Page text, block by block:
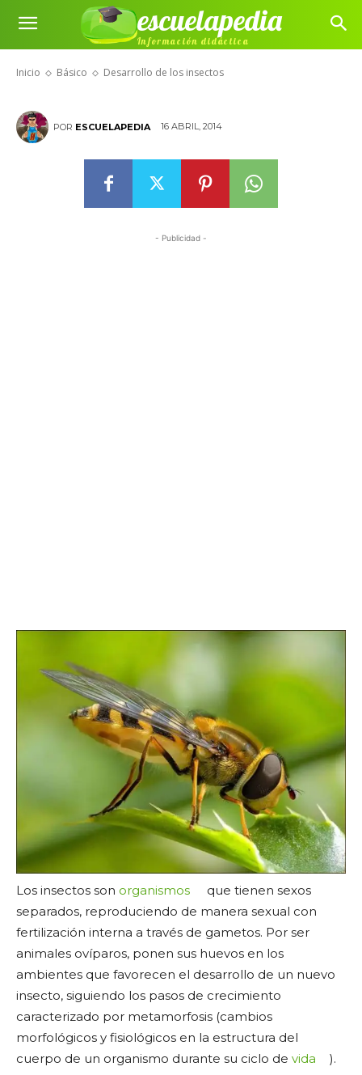
escuelapedia
Información didáctica
Inicio Básico Desarrollo de los insectos
Desarrollo de los insectos
POR ESCUELAPEDIA 16 ABRIL, 2014
- Publicidad -
Los insectos son organismos
que tienen sexos
separados, reproduciendo de manera sexual con
fertilización interna a través de gametos. Por ser
animales ovíparos, ponen sus huevos en los
ambientes que favorecen el desarrollo de un nuevo
insecto, siguiendo los pasos de crecimiento
caracterizado por metamorfosis (cambios
morfológicos y fisiológicos en la estructura del
cuerpo de un organismo durante su ciclo de vida ).